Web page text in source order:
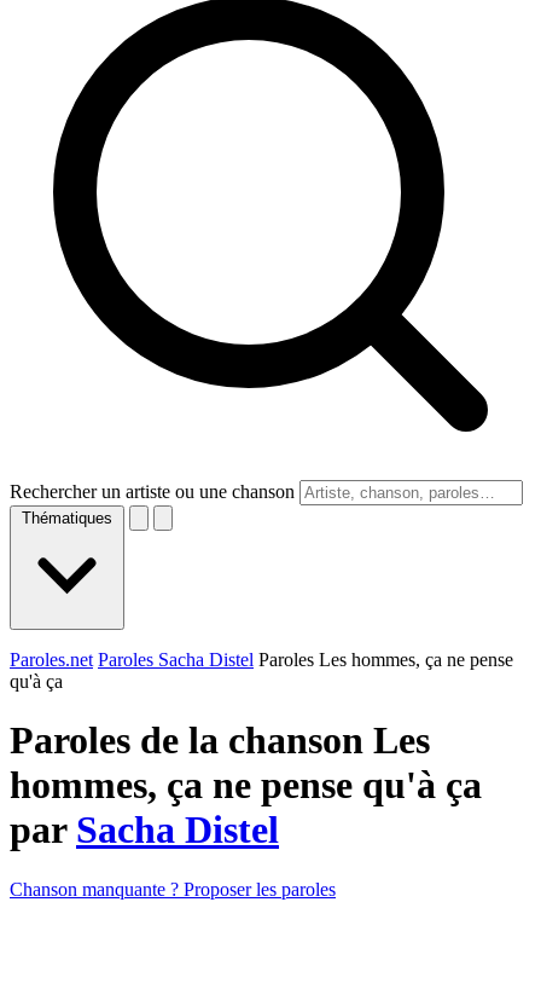
Rechercher un artiste ou une chanson
Thématiques
Paroles.net Paroles Sacha Distel Paroles Les hommes, ça ne pense
qu'à ça
Paroles de la chanson Les
hommes, ça ne pense qu'à ça
par Sacha Distel
Chanson manquante ? Proposer les paroles